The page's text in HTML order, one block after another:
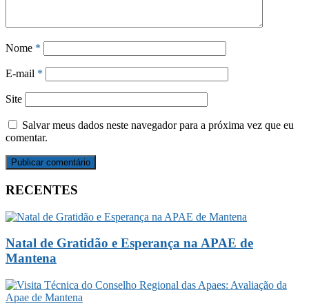
Nome *
E-mail *
Site
Salvar meus dados neste navegador para a próxima vez que eu
comentar.
RECENTES
Natal de Gratidão e Esperança na APAE de
Mantena